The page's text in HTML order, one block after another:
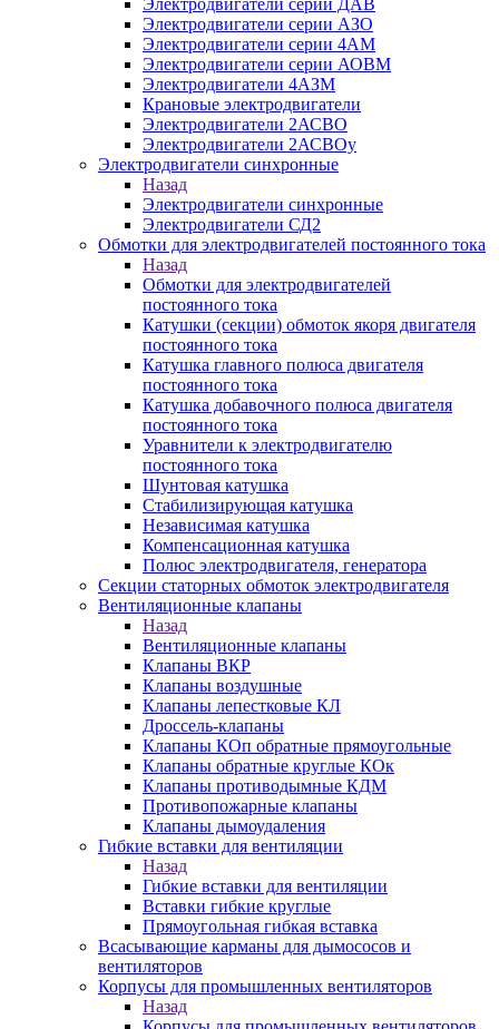
Электродвигатели серии ДАВ
Электродвигатели серии АЗО
Электродвигатели серии 4АМ
Электродвигатели серии АОВМ
Электродвигатели 4АЗМ
Крановые электродвигатели
Электродвигатели 2АСВО
Электродвигатели 2АСВОу
Электродвигатели синхронные
Назад
Электродвигатели синхронные
Электродвигатели СД2
Обмотки для электродвигателей постоянного тока
Назад
Обмотки для электродвигателей
постоянного тока
Катушки (секции) обмоток якоря двигателя
постоянного тока
Катушка главного полюса двигателя
постоянного тока
Катушка добавочного полюса двигателя
постоянного тока
Уравнители к электродвигателю
постоянного тока
Шунтовая катушка
Стабилизирующая катушка
Независимая катушка
Компенсационная катушка
Полюс электродвигателя, генератора
Секции статорных обмоток электродвигателя
Вентиляционные клапаны
Назад
Вентиляционные клапаны
Клапаны ВКР
Клапаны воздушные
Клапаны лепестковые КЛ
Дроссель-клапаны
Клапаны КОп обратные прямоугольные
Клапаны обратные круглые КОк
Клапаны противодымные КДМ
Противопожарные клапаны
Клапаны дымоудаления
Гибкие вставки для вентиляции
Назад
Гибкие вставки для вентиляции
Вставки гибкие круглые
Прямоугольная гибкая вставка
Всасывающие карманы для дымососов и
вентиляторов
Корпусы для промышленных вентиляторов
Назад